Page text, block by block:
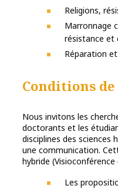
Religions,
Marronnage
résistance et
Réparation
Conditions
Nous invitons les
doctorants et les
disciplines des sciences
une communication.
hybride
Les